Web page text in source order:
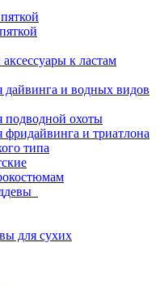
к ластам
и водных видов
подводной охоты
и триатлона
типа
для сухих